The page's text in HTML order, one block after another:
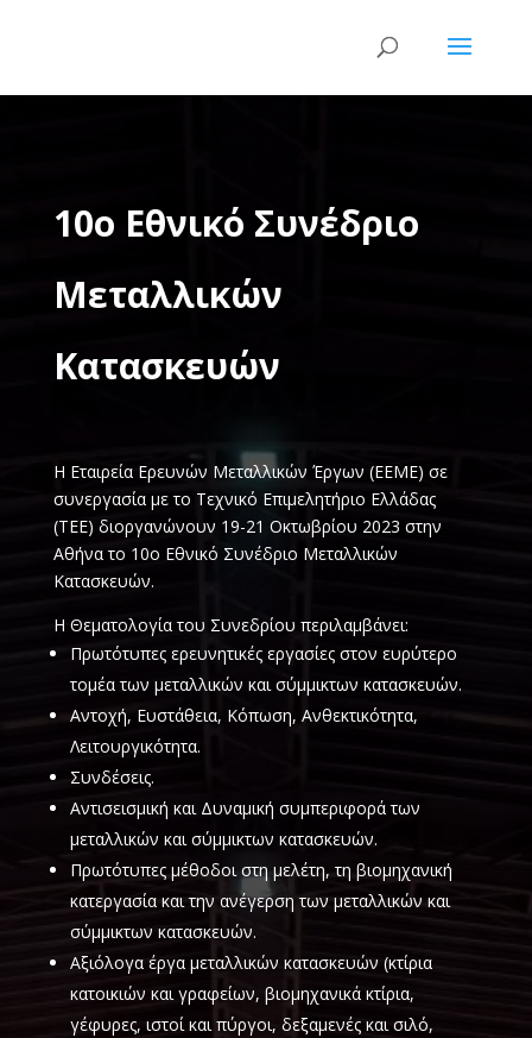
10ο Εθνικό Συνέδριο
Μεταλλικών
Κατασκευών
Η Εταιρεία Ερευνών Μεταλλικών Έργων (ΕΕΜΕ) σε
συνεργασία µε το Τεχνικό Επιμελητήριο Ελλάδας
(ΤΕΕ) διοργανώνουν 19-21 Οκτωβρίου 2023 στην
Αθήνα το 10ο Εθνικό Συνέδριο Μεταλλικών
Κατασκευών.
Η Θεματολογία του Συνεδρίου περιλαμβάνει:
Πρωτότυπες ερευνητικές εργασίες στον ευρύτερο
τομέα των μεταλλικών και σύμμικτων κατασκευών.
Αντοχή, Ευστάθεια, Κόπωση, Ανθεκτικότητα,
Λειτουργικότητα.
Συνδέσεις.
Αντισεισμική και Δυναμική συμπεριφορά των
μεταλλικών και σύμμικτων κατασκευών.
Πρωτότυπες μέθοδοι στη μελέτη, τη βιομηχανική
κατεργασία και την ανέγερση των μεταλλικών και
σύμμικτων κατασκευών.
Αξιόλογα έργα μεταλλικών κατασκευών (κτίρια
κατοικιών και γραφείων, βιομηχανικά κτίρια,
γέφυρες, ιστοί και πύργοι, δεξαμενές και σιλό,